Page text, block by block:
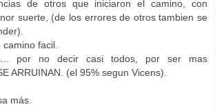
de otros que iniciaron el camino, con
suerte, (de los errores de otros tambien se
camino facil.
por no decir casi todos, por ser mas
ARRUINAN. (el 95% segun Vicens).
más.